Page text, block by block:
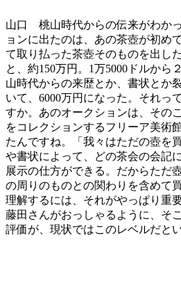
山口 桃山時代からの伝来がわか
ョンに出たのは、あの茶壺が初め
て取り払った茶壺そのものを出し
と、約150万円。1万5000ドルから
山時代からの来歴とか、書状とか
いて、6000万円になった。それっ
すか。あのオークションは、その
をコレクションするフリーア美術
たんですね。「我々はただの壺を
や書状によって、どの茶会の会記
展示の仕方ができる。だからただ
の周りのものとの関わりを含めて
理解するには、それがやっぱり重
藤田さんがおっしゃるように、そ
評価が、現状ではこのレベルだと